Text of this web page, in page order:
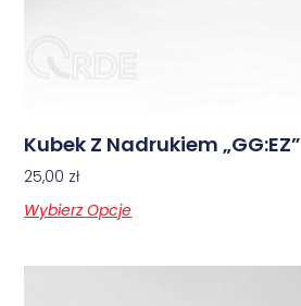
Kubek Z Nadrukiem „GG:EZ”
25,00 zł
Wybierz Opcje